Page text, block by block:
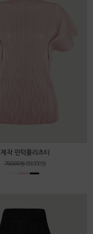
제작 핀턱플리츠티
79,000원69,000원